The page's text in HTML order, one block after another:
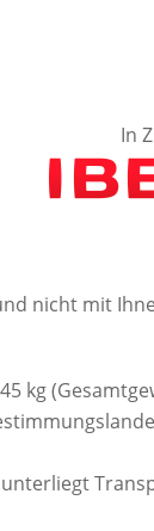
In
nicht mit
kg